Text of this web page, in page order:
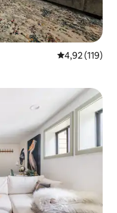
Évaluation
4,92 (119)